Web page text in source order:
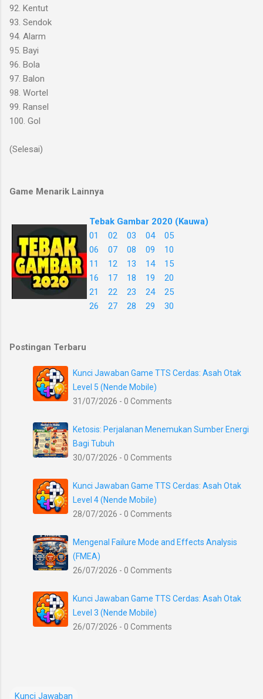
92. Kentut
93. Sendok
94. Alarm
95. Bayi
96. Bola
97. Balon
98. Wortel
99. Ransel
100. Gol
(Selesai)
Game Menarik Lainnya
Tebak Gambar 2020 (Kauwa)
01
02 03 04
05
06
07 08 09
10
11
12 13 14
15
16
17 18 19
20
21
22 23 24
25
26
27 28 29 30
Postingan Terbaru
Kunci Jawaban Game TTS Cerdas: Asah Otak
Level 5 (Nende Mobile)
31/07/2026 - 0 Comments
Ketosis: Perjalanan Menemukan Sumber Energi
Bagi Tubuh
30/07/2026 - 0 Comments
Kunci Jawaban Game TTS Cerdas: Asah Otak
Level 4 (Nende Mobile)
28/07/2026 - 0 Comments
Mengenal Failure Mode and Effects Analysis
(FMEA)
26/07/2026 - 0 Comments
Kunci Jawaban Game TTS Cerdas: Asah Otak
Level 3 (Nende Mobile)
26/07/2026 - 0 Comments
Kunci Jawaban